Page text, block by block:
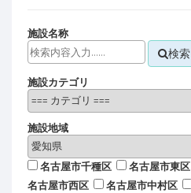
施設名称
検索
施設カテゴリ
施設地域
名古屋市千種区 名古屋市東区
名古屋市西区
名古屋市中村区